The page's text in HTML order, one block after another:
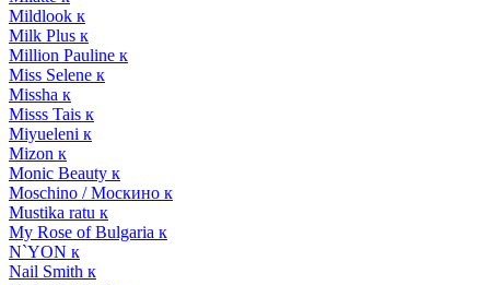
Mildlook к
Milk Plus к
Million Pauline к
Miss Selene к
Missha к
Misss Tais к
Miyueleni к
Mizon к
Monic Beauty к
Moschino / Москино к
Mustika ratu к
My Rose of Bulgaria к
N`YON к
Nail Smith к